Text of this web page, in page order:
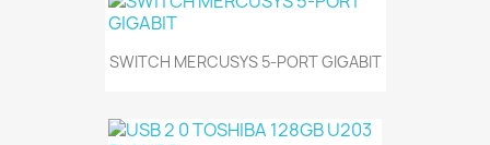
SWITCH MERCUSYS 5-PORT GIGABIT